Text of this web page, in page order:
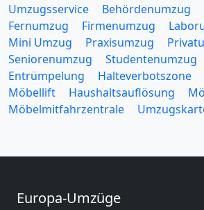
Umzugsservice Behördenumzug
Fernumzug
Firmenumzug
Mini Umzug
Praxisumzug
Seniorenumzug
Studentenumzug
Entrümpelung
Halteverbotszone
Möbellift
Haushaltsauflösung
Möbelmitfahrzentrale
Europa-Umzüge